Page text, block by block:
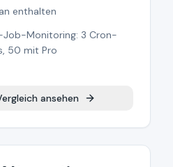
enthalten
Job-Monitoring: 3 Cron-
50 mit Pro
ansehen